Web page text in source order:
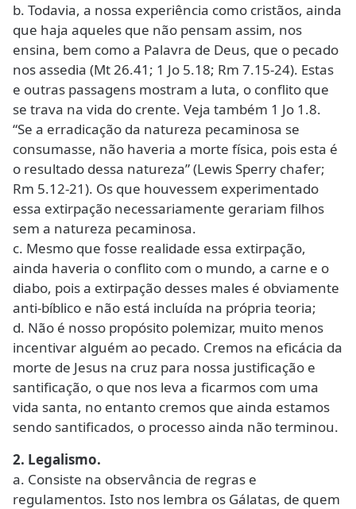
b. Todavia, a nossa experiência como cristãos, ainda
que haja aqueles que não pensam assim, nos
ensina, bem como a Palavra de Deus, que o pecado
nos assedia (Mt 26.41; 1 Jo 5.18; Rm 7.15-24). Estas
e outras passagens mostram a luta, o conflito que
se trava na vida do crente. Veja também 1 Jo 1.8.
“Se a erradicação da natureza pecaminosa se
consumasse, não haveria a morte física, pois esta é
o resultado dessa natureza” (Lewis Sperry chafer;
Rm 5.12-21). Os que houvessem experimentado
essa extirpação necessariamente gerariam filhos
sem a natureza pecaminosa.
c. Mesmo que fosse realidade essa extirpação,
ainda haveria o conflito com o mundo, a carne e o
diabo, pois a extirpação desses males é obviamente
anti-bíblico e não está incluída na própria teoria;
d. Não é nosso propósito polemizar, muito menos
incentivar alguém ao pecado. Cremos na eficácia da
morte de Jesus na cruz para nossa justificação e
santificação, o que nos leva a ficarmos com uma
vida santa, no entanto cremos que ainda estamos
sendo santificados, o processo ainda não terminou.
2. Legalismo.
a. Consiste na observância de regras e
regulamentos. Isto nos lembra os Gálatas, de quem